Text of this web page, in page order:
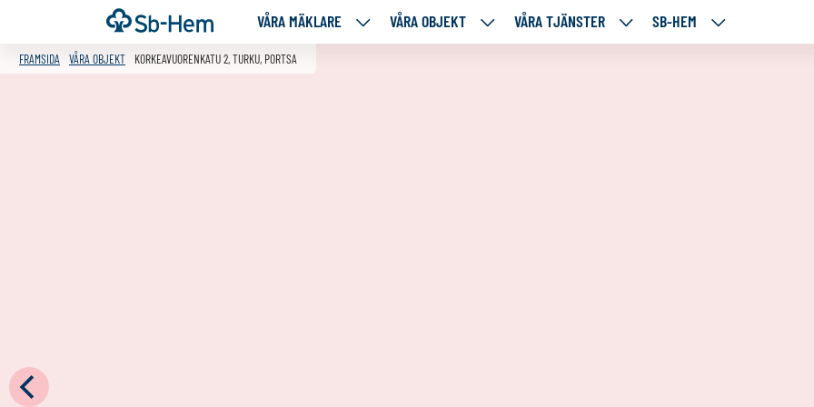
Till
innehållet
Framsida VÅRA MÄKLARE
VÅRA VÅRA OBJEKT
VÅRA VÅRA TJÄNSTER
VÅRASB-HEM
SB-
FRAMSIDA VÅRA OBJEKT KORKEAVUORENKATU 2, TURKU, PORTSA